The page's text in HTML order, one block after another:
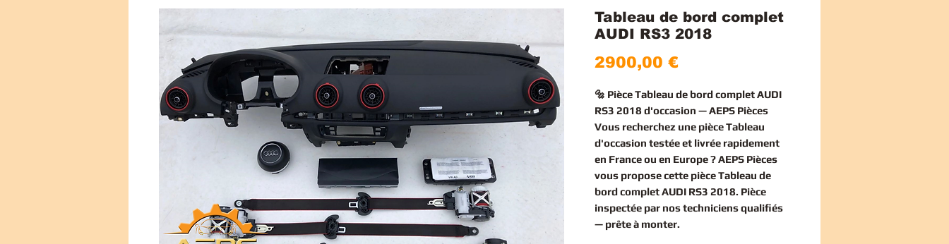
Tableau de bord complet
AUDI RS3 2018
2900,00 €Cena
🔩 Pièce Tableau de bord complet AUDI
RS3 2018 d'occasion — AEPS Pièces
Vous recherchez une pièce Tableau
d'occasion testée et livrée rapidement
en France ou en Europe ? AEPS Pièces
vous propose cette pièce Tableau de
bord complet AUDI RS3 2018. Pièce
inspectée par nos techniciens qualifiés
— prête à monter.